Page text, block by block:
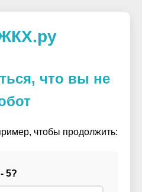
что вы не
чтобы продолжить:
5?